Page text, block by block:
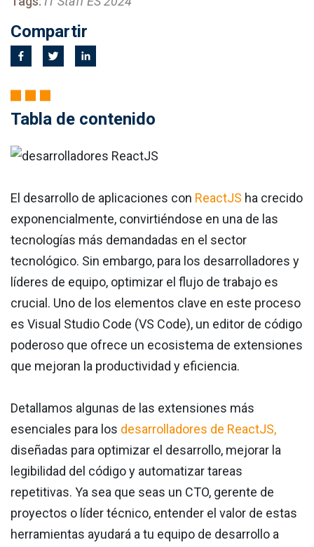
Compartir
Tabla de contenido
El desarrollo de aplicaciones con ReactJS ha crecido
exponencialmente, convirtiéndose en una de las
tecnologías más demandadas en el sector
tecnológico. Sin embargo, para los desarrolladores y
líderes de equipo, optimizar el flujo de trabajo es
crucial. Uno de los elementos clave en este proceso
es Visual Studio Code (VS Code), un editor de código
poderoso que ofrece un ecosistema de extensiones
que mejoran la productividad y eficiencia.
Detallamos algunas de las extensiones más
esenciales para los desarrolladores de ReactJS,
diseñadas para optimizar el desarrollo, mejorar la
legibilidad del código y automatizar tareas
repetitivas. Ya sea que seas un CTO, gerente de
proyectos o líder técnico, entender el valor de estas
herramientas ayudará a tu equipo de desarrollo a